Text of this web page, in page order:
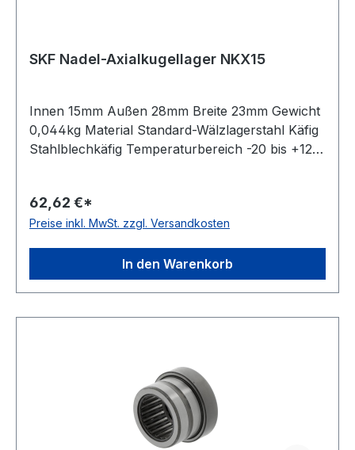
SKF Nadel-Axialkugellager NKX15
Innen 15mm Außen 28mm Breite 23mm Gewicht
0,044kg Material Standard-Wälzlagerstahl Käfig
Stahlblechkäfig Temperaturbereich -20 bis +120
einseitig wirkend Schmierung für Ölschmierung
62,62 €*
Preise inkl. MwSt. zzgl. Versandkosten
In den Warenkorb